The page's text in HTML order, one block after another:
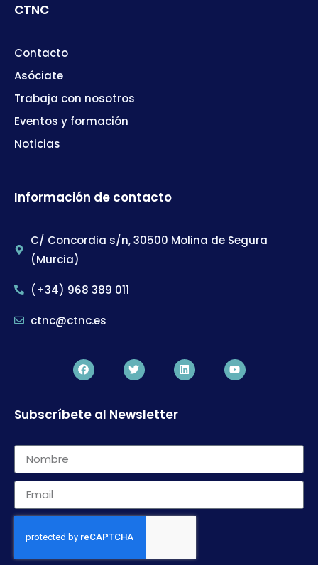
CTNC
Contacto
Asóciate
Trabaja con nosotros
Eventos y formación
Noticias
Información de contacto
C/ Concordia s/n, 30500 Molina de Segura
(Murcia)
(+34) 968 389 011
ctnc@ctnc.es
Subscríbete al Newsletter